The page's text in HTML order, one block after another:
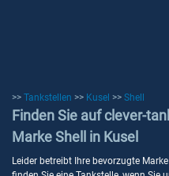
>> Tankstellen >> Kusel >> Shell
Finden Sie auf clever-
Marke Shell in Kusel
Leider betreibt Ihre bevorzugte